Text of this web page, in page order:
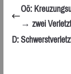
Oö:
→ zwei
D: